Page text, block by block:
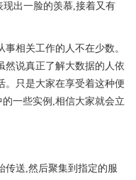
出一脸的羡慕,接着又有
相关工作的人不在少数。
然说真正了解大数据的人依
。只是大家在享受着这种便
一些实例,相信大家就会立
传送,然后聚集到指定的服